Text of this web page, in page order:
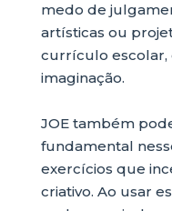
medo de
artísticas ou
currículo escolar,
imaginação.
JOE também
fundamental
exercícios que
criativo. Ao usar